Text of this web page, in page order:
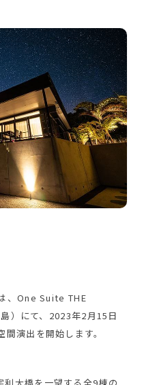
、One Suite THE
）にて、2023年2月15日
間演出を開始します。